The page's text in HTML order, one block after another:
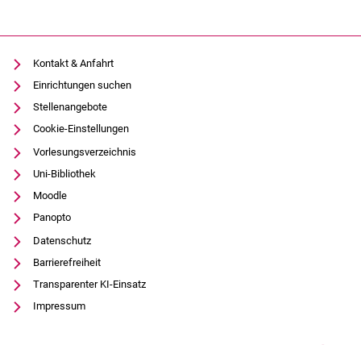
Kontakt & Anfahrt
Einrichtungen suchen
Stellenangebote
Cookie-Einstellungen
Vorlesungsverzeichnis
Uni-Bibliothek
Moodle
Panopto
Datenschutz
Barrierefreiheit
Transparenter KI-Einsatz
Impressum